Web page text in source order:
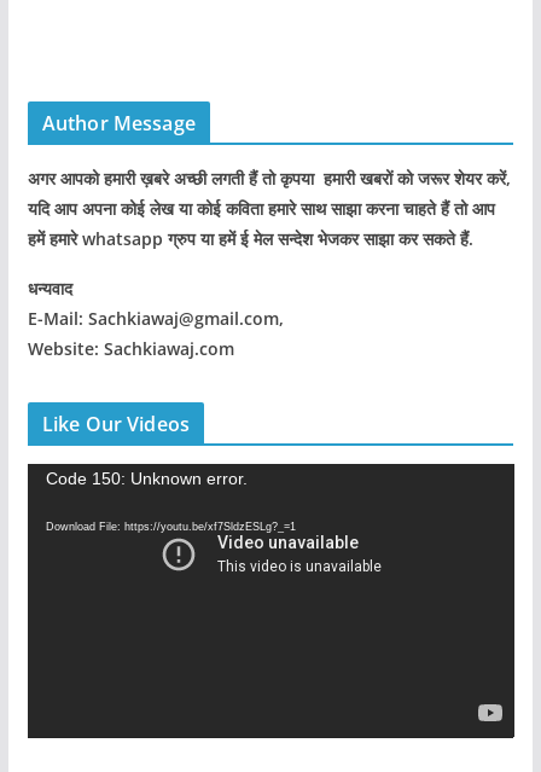
Author Message
अगर आपको हमारी ख़बरे अच्छी लगती हैं तो कृपया हमारी खबरों को जरूर शेयर करें,
यदि आप अपना कोई लेख या कोई कविता हमारे साथ साझा करना चाहते हैं तो आप
हमें हमारे whatsapp ग्रुप या हमें ई मेल सन्देश भेजकर साझा कर सकते हैं.
धन्यवाद
E-Mail: Sachkiawaj@gmail.com,
Website: Sachkiawaj.com
Like Our Videos
Code 150: Unknown error.
Download File: https://youtu.be/xf7SldzESLg?_=1